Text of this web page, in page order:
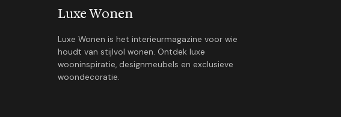
Luxe Wonen
Luxe Wonen is het interieurmagazine voor wie
houdt van stijlvol wonen. Ontdek luxe
wooninspiratie, designmeubels en exclusieve
woondecoratie.